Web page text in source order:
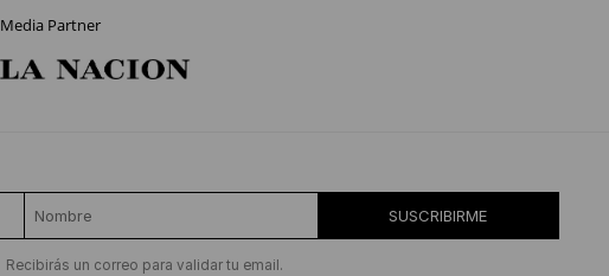
Media Partner
SUSCRIBIRME
Recibirás un correo para validar tu email.